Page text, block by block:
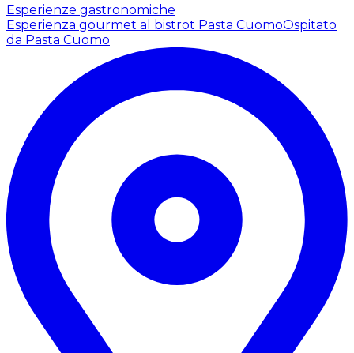
Esperienze gastronomiche
Esperienza gourmet al bistrot Pasta CuomoOspitato
da Pasta Cuomo